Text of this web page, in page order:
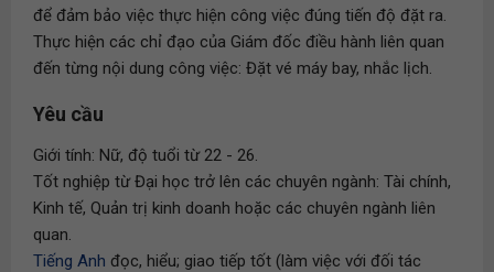
để đảm bảo việc thực hiện công việc đúng tiến độ đặt ra.
Thực hiện các chỉ đạo của Giám đốc điều hành liên quan
đến từng nội dung công việc: Đặt vé máy bay, nhắc lịch.
Yêu cầu
Giới tính: Nữ, độ tuổi từ 22 - 26.
Tốt nghiệp từ Đại học trở lên các chuyên ngành: Tài chính,
Kinh tế, Quản trị kinh doanh hoặc các chuyên ngành liên
quan.
Tiếng Anh đọc, hiểu; giao tiếp tốt (làm việc với đối tác